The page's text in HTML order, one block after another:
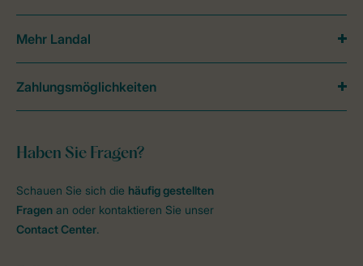
Haben Sie Fragen?
Schauen Sie sich die häufig gestellten
Fragen an oder kontaktieren Sie unser
Contact Center.
Mehr Landal
Zahlungsmöglichkeiten